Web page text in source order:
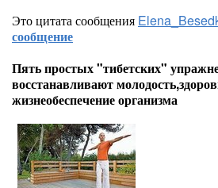
Это цитата сообщения
сообщение
Пять простых "тибетских"
восстанавливают
жизнеобеспечение организма